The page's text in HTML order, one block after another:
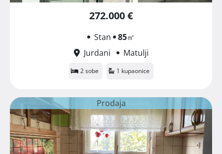
272.000 €
Stan 85㎡
Jurdani
Matulji
2 sobe 1 kupaonice
Prodaja